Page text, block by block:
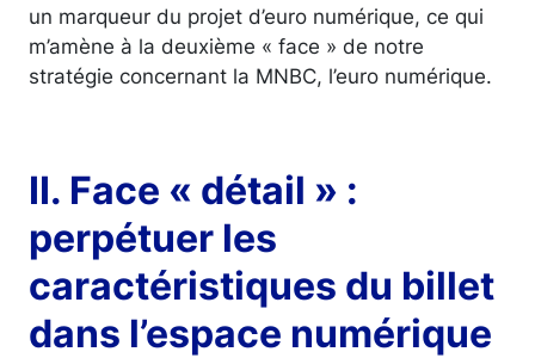
un marqueur du projet d’euro numérique, ce qui
m’amène à la deuxième « face » de notre
stratégie concernant la MNBC, l’euro numérique.
II. Face « détail » :
perpétuer les
caractéristiques du billet
dans l’espace numérique